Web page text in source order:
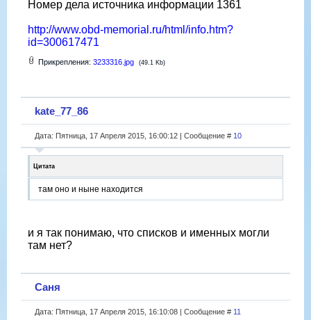
Номер дела источника информации 1361
http://www.obd-memorial.ru/html/info.htm?
id=300617471
Прикрепления: 3233316.jpg (49.1 Kb)
kate_77_86
Дата: Пятница, 17 Апреля 2015, 16:00:12 | Сообщение # 10
Цитата
там оно и ныне находится
и я так понимаю, что списков и именных могли
там нет?
Саня
Дата: Пятница, 17 Апреля 2015, 16:10:08 | Сообщение # 11